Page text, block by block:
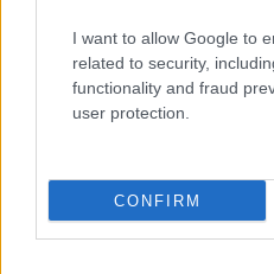
I want to allow Google to
related to security,
functionality and fraud
user protection.
CONFIRM
Jørgen Nordhagen tok gull
2024. Etter mesterskapet la
fordel for sykkel.